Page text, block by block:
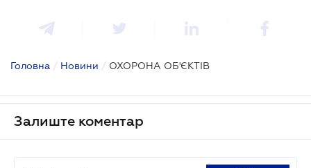
Головна / Новини / ОХОРОНА ОБ'ЄКТІВ
Залиште коментар